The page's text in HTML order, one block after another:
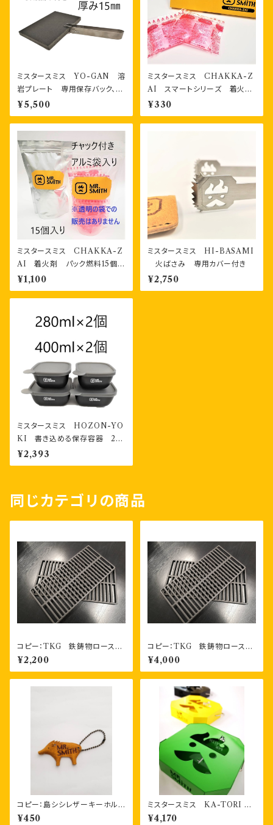
ミスタースミス YO-GAN 溶
岩プレート 専用保存バック、専
用掴みジグ付き
¥5,500
ミスタースミス CHAKKA-Z
AI スマートシリーズ 着火
剤 パック燃料2個 箱入り
¥330
ミスタースミス CHAKKA-Z
AI 着火剤 パック燃料15個
チャック付き袋入り
¥1,100
ミスタースミス HI-BASAMI
火ばさみ 専用カバー付き
¥2,750
ミスタースミス HOZON-YO
KI 書き込める保存容器 28
0ml2個・400ml2個 計４個
お二人様セット
¥2,393
同じカテゴリの商品
コピー：TKG 鉄鋳物ロースタ
ー（焼アミ） １枚
¥2,200
コピー：TKG 鉄鋳物ロースタ
ー（焼アミ） お得な2枚セット
¥4,000
コピー：島シシレザーキーホルダ
ー 一枚もの
¥450
ミスタースミス KA-TORI 2
香取線香ホルダー（３色）
¥4,170